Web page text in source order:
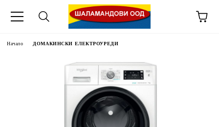
Начало ДОМАКИНСКИ ЕЛЕКТРОУРЕДИ